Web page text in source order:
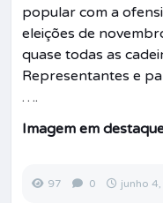
popular com a
eleições de
quase todas as
Representantes e
….
Imagem em
97 0 junho